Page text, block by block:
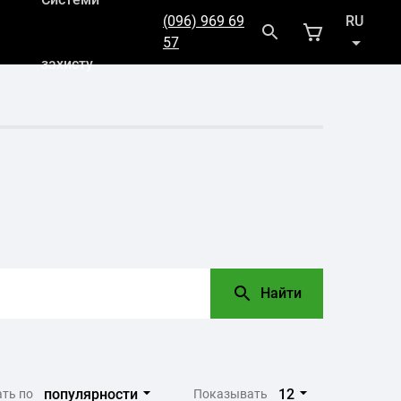
захисту
(096) 969 69
57
RU
UK
Найти
по популярности Показывать 12